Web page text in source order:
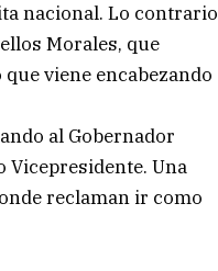
nacional. Lo contrario
Morales, que
viene encabezando
al Gobernador
Vicepresidente. Una
reclaman ir como